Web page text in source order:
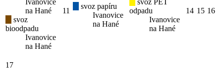
Ivanovice
na Hané
svoz
bioodpadu
Ivanovice
na Hané
11
svoz papíru
Ivanovice
na Hané
svoz PET
odpadu
Ivanovice
na Hané
14 15 16
17